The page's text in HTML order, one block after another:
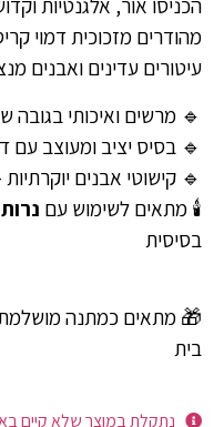
הכניסו אור, אלגנטיות
מהודרים מזכוכית דמוי
עיטורים עדינים ואבנים
🔹 מרשים ואיכותי בגובה של 18
🔹 בסיס יציב ומעוצב עם
🔹 קישוטי אבנים
🕯 מתאים לשימוש עם
בסיסית
🎁 מתאים כמתנה מושלמת
בית
נתקלת במוצר שלא קיים